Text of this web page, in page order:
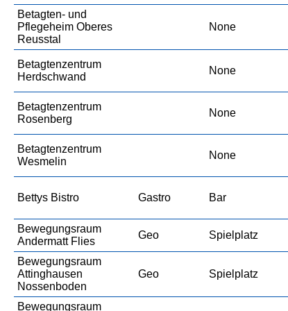
Betagten- und
Pflegeheim Oberes
Reusstal
None
Betagtenzentrum
Herdschwand
None
Betagtenzentrum
Rosenberg
None
Betagtenzentrum
Wesmelin
None
Bettys Bistro Gastro Bar
Bewegungsraum
Andermatt Flies
Geo Spielplatz
Bewegungsraum
Attinghausen
Nossenboden
Geo Spielplatz
Bewegungsraum